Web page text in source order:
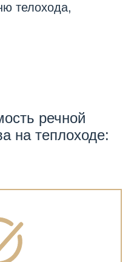
телохода,
речной
на теплоходе: